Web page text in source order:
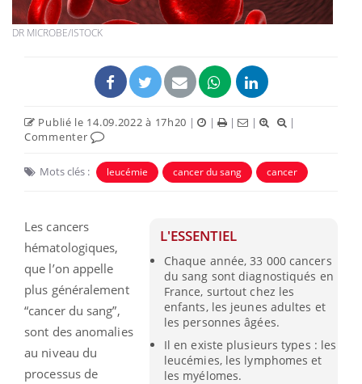
DR MICROBE/ISTOCK
Publié le 14.09.2022 à 17h20 | | | |
|
Commenter
Mots clés : leucémie cancer du sang cancer
L'ESSENTIEL
Chaque année, 33 000 cancers
du sang sont diagnostiqués en
France, surtout chez les
enfants, les jeunes adultes et
les personnes âgées.
Il en existe plusieurs types : les
leucémies, les lymphomes et
les myélomes.
Les cancers
hématologiques,
que l’on appelle
plus généralement
“cancer du sang”,
sont des anomalies
au niveau du
processus de